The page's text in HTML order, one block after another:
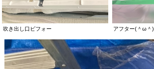
吹き出し口ビフォー アフター(＾ω＾)